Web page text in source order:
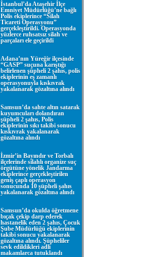
İstanbul’da Ataşehir İlçe
Emniyet Müdürlüğü’ne bağlı
Polis ekiplerince “Silah
Ticareti Operasyonu”
gerçekleştirildi. Operasyonda
yüzlerce ruhsatsız silah ve
parçaları ele geçirildi
Adana’nın Yüreğir ilçesinde
“GASP” suçuna karıştığı
belirlenen şüpheli 2 şahıs, polis
ekiplerinin eş zamanlı
operasyonuyla kıskıvrak
yakalanarak gözaltına alındı
Samsun’da sahte altın satarak
kuyumcuları dolandıran
şüpheli 2 şahıs, Polis
ekiplerinin sıkı takibi sonucu
kıskıvrak yakalanarak
gözaltına alındı
İzmir’in Bayındır ve Torbalı
ilçelerinde silahlı organize suç
örgütüne yönelik Jandarma
ekiplerince gerçekleştirilen
geniş çaplı operasyon
sonucunda 10 şüpheli şahıs
yakalanarak gözaltına alındı
Samsun’da okulda öğretmene
bıçak çekip darp ederek
hastanelik eden 2 şahıs, Çocuk
Şube Müdürlüğü ekiplerinin
takibi sonucu yakalanarak
gözaltına alındı. Şüpheliler
sevk edildikleri adli
makamlarca tutuklandı